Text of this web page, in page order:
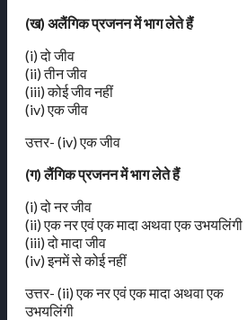
(ख) अलैंगिक प्रजनन में भाग लेते हैं
(i) दो जीव
(ii) तीन जीव
(iii) कोई जीव नहीं
(iv) एक जीव
उत्तर- (iv) एक जीव
(ग) लैंगिक प्रजनन में भाग लेते हैं
(i) दो नर जीव
(ii) एक नर एवं एक मादा अथवा एक उभयलिंगी
(iii) दो मादा जीव
(iv) इनमें से कोई नहीं
उत्तर- (ii) एक नर एवं एक मादा अथवा एक
उभयलिंगी